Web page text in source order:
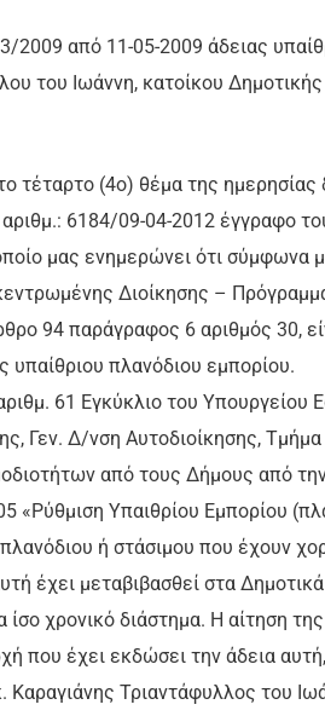
2009 από 11-05-2009 άδειας
του Ιωάννη, κατοίκου
τέταρτο (4ο) θέμα της ημερησίας
6184/09-04-2012 έγγραφο
μας ενημερώνει ότι σύμφωνα
Διοίκησης –
94 παράγραφος 6 αριθμός 30,
υπαίθριου πλανόδιου εμπορίου.
61 Εγκύκλιο του
Γεν. Δ/νση Αυτοδιοίκησης,
από τους Δήμους από την
Υπαιθρίου Εμπορίου
ή στάσιμου που έχουν
έχει μεταβιβασθεί στα
ίσο χρονικό διάστημα. Η αίτηση
που έχει εκδώσει την άδεια
Τριαντάφυλλος του